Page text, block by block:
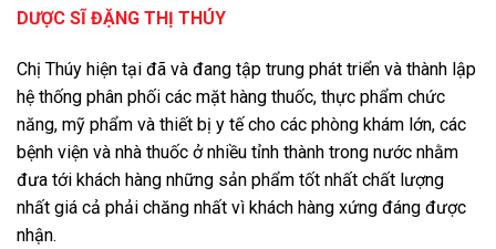
DƯỢC SĨ ĐẶNG THỊ THÚY
Chị Thúy hiện tại đã và đang tập trung phát triển và thành lập
hệ thống phân phối các mặt hàng thuốc, thực phẩm chức
năng, mỹ phẩm và thiết bị y tế cho các phòng khám lớn, các
bệnh viện và nhà thuốc ở nhiều tỉnh thành trong nước nhằm
đưa tới khách hàng những sản phẩm tốt nhất chất lượng
nhất giá cả phải chăng nhất vì khách hàng xứng đáng được
nhận.